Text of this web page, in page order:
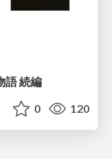
語 続編
0 120